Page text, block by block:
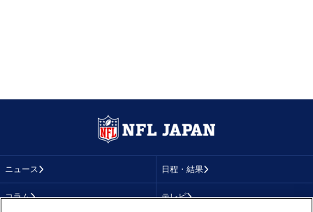
ニュース 日程・結果
コラム テレビ